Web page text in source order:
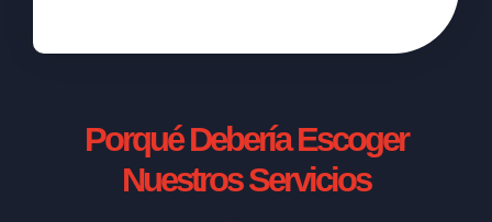
Porqué Debería Escoger
Nuestros Servicios